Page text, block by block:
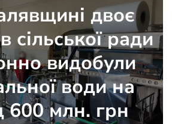
двоє
сільської ради
видобули
води на
600 млн. грн